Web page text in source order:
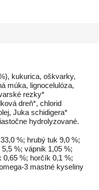
kukurica, oškvarky,
múka, lignocelulóza,
rezky*
dreň*, chlorid
Juka schidigera*
hydrolyzované.
%; hrubý tuk 9,0 %;
%; vápnik 1,05 %;
0,65 %; horčík 0,1 %;
3 mastné kyseliny